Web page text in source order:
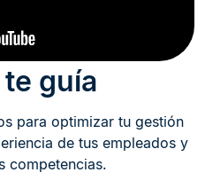
guía
para optimizar tu gestión
de tus empleados y
competencias.